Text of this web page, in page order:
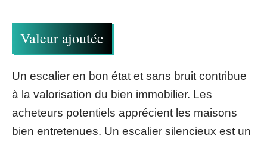
Valeur ajoutée
Un escalier en bon état et sans bruit contribue
à la valorisation du bien immobilier. Les
acheteurs potentiels apprécient les maisons
bien entretenues. Un escalier silencieux est un